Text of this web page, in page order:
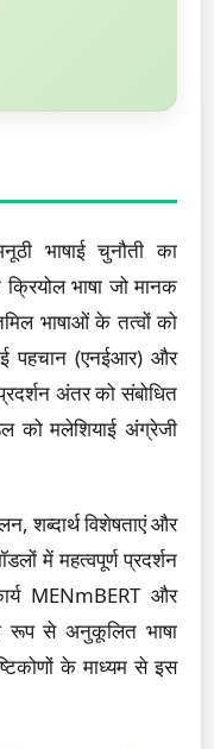
भाषाई चुनौती का
भाषा जो मानक
भाषाओं के तत्वों को
पहचान (एनईआर) और
अंतर को संबोधित
को मलेशियाई अंग्रेजी
शब्दार्थ विशेषताएं और
में महत्वपूर्ण प्रदर्शन
MENmBERT और
रूप से अनुकूलित भाषा
के माध्यम से इस